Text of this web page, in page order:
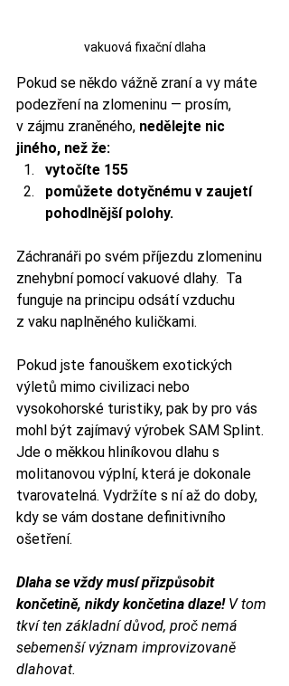
vakuová fixační dlaha
Pokud se někdo vážně zraní a vy máte
podezření na zlomeninu — prosím,
v zájmu zraněného, nedělejte nic
jiného, než že:
vytočíte 155
pomůžete dotyčnému v zaujetí
pohodlnější polohy.
Záchranáři po svém příjezdu zlomeninu
znehybní pomocí vakuové dlahy.  Ta
funguje na principu odsátí vzduchu
z vaku naplněného kuličkami.
Pokud jste fanouškem exotických
výletů mimo civilizaci nebo
vysokohorské turistiky, pak by pro vás
mohl být zajímavý výrobek SAM Splint.
Jde o měkkou hliníkovou dlahu s
molitanovou výplní, která je dokonale
tvarovatelná. Vydržíte s ní až do doby,
kdy se vám dostane definitivního
ošetření.
Dlaha se vždy musí přizpůsobit
končetině, nikdy končetina dlaze! V tom
tkví ten základní důvod, proč nemá
sebemenší význam improvizovaně
dlahovat.